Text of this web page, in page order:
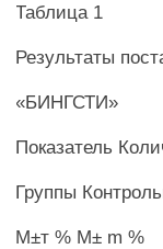
Таблица 1
Результаты
«БИНГСТИ»
Показатель
Группы
М±т % М± m %